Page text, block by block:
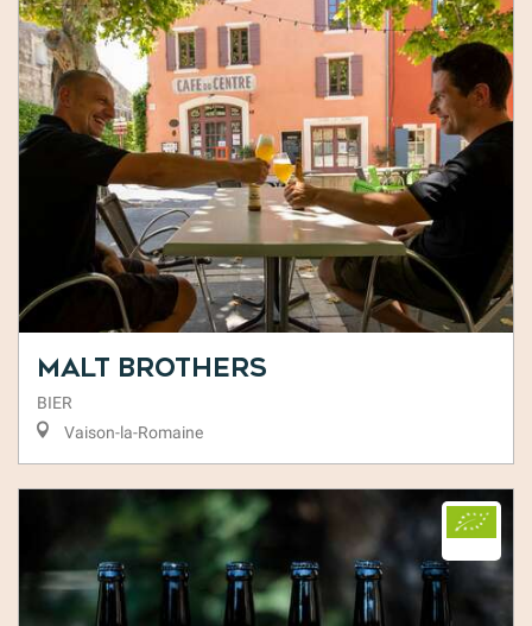
Malt Brothers
BIER
Vaison-la-Romaine